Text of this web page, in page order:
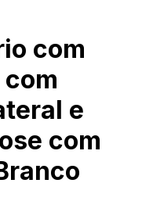
com
e
com